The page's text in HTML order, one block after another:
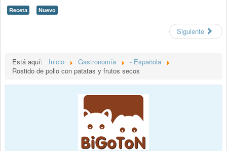
Receta Nuevo
Siguiente
Está aquí: Inicio Gastronomía
- Española
Rostido de pollo con patatas y frutos secos